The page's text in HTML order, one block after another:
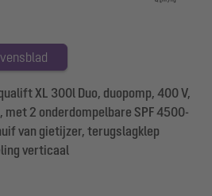
XL 300l Duo, duopomp, 400 V,
2 onderdompelbare SPF 4500-
van gietijzer, terugslagklep
verticaal